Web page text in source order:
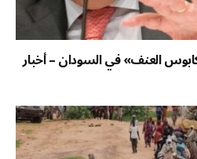
العنف» في السودان – أخبار